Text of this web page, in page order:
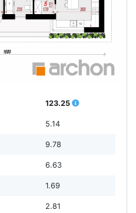
123.25
5.14
9.78
6.63
1.69
2.81